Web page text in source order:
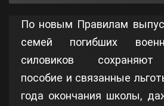
По новым Правилам
семей погибших
силовиков сохраняют
пособие и связанные
года окончания школы,